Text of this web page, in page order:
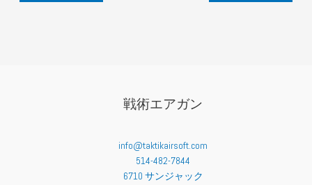
シ
戦術エアガン
info@taktikairsoft.com
514-482-7844
6710 サンジャック